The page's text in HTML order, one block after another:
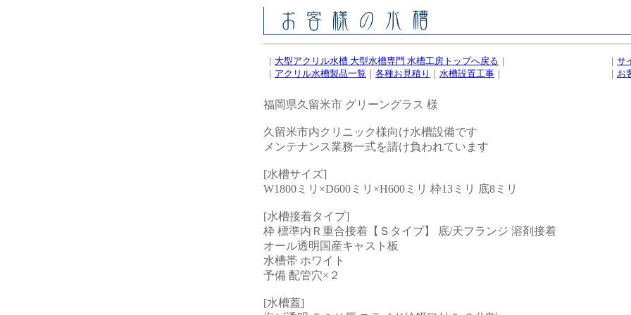
｜ 大型アクリル水槽 大型水槽専門 水槽工房トップへ戻る ｜
｜ アクリル水槽製品一覧 ｜ 各種お見積り ｜ 水槽設置工事 ｜
｜ サ
｜ お
福岡県久留米市 グリーングラス 様
久留米市内クリニック様向け水槽設備です
メンテナンス業務一式を請け負われています
[水槽サイズ]
W1800ミリ×D600ミリ×H600ミリ 枠13ミリ 底8ミリ
[水槽接着タイプ]
枠 標準内Ｒ重合接着【Ｓタイプ】 底/天フランジ 溶剤接着
オール透明国産キャスト板
水槽帯 ホワイト
予備 配管穴×２
[水槽蓋]